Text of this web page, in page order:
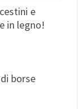
e
in legno!
borse